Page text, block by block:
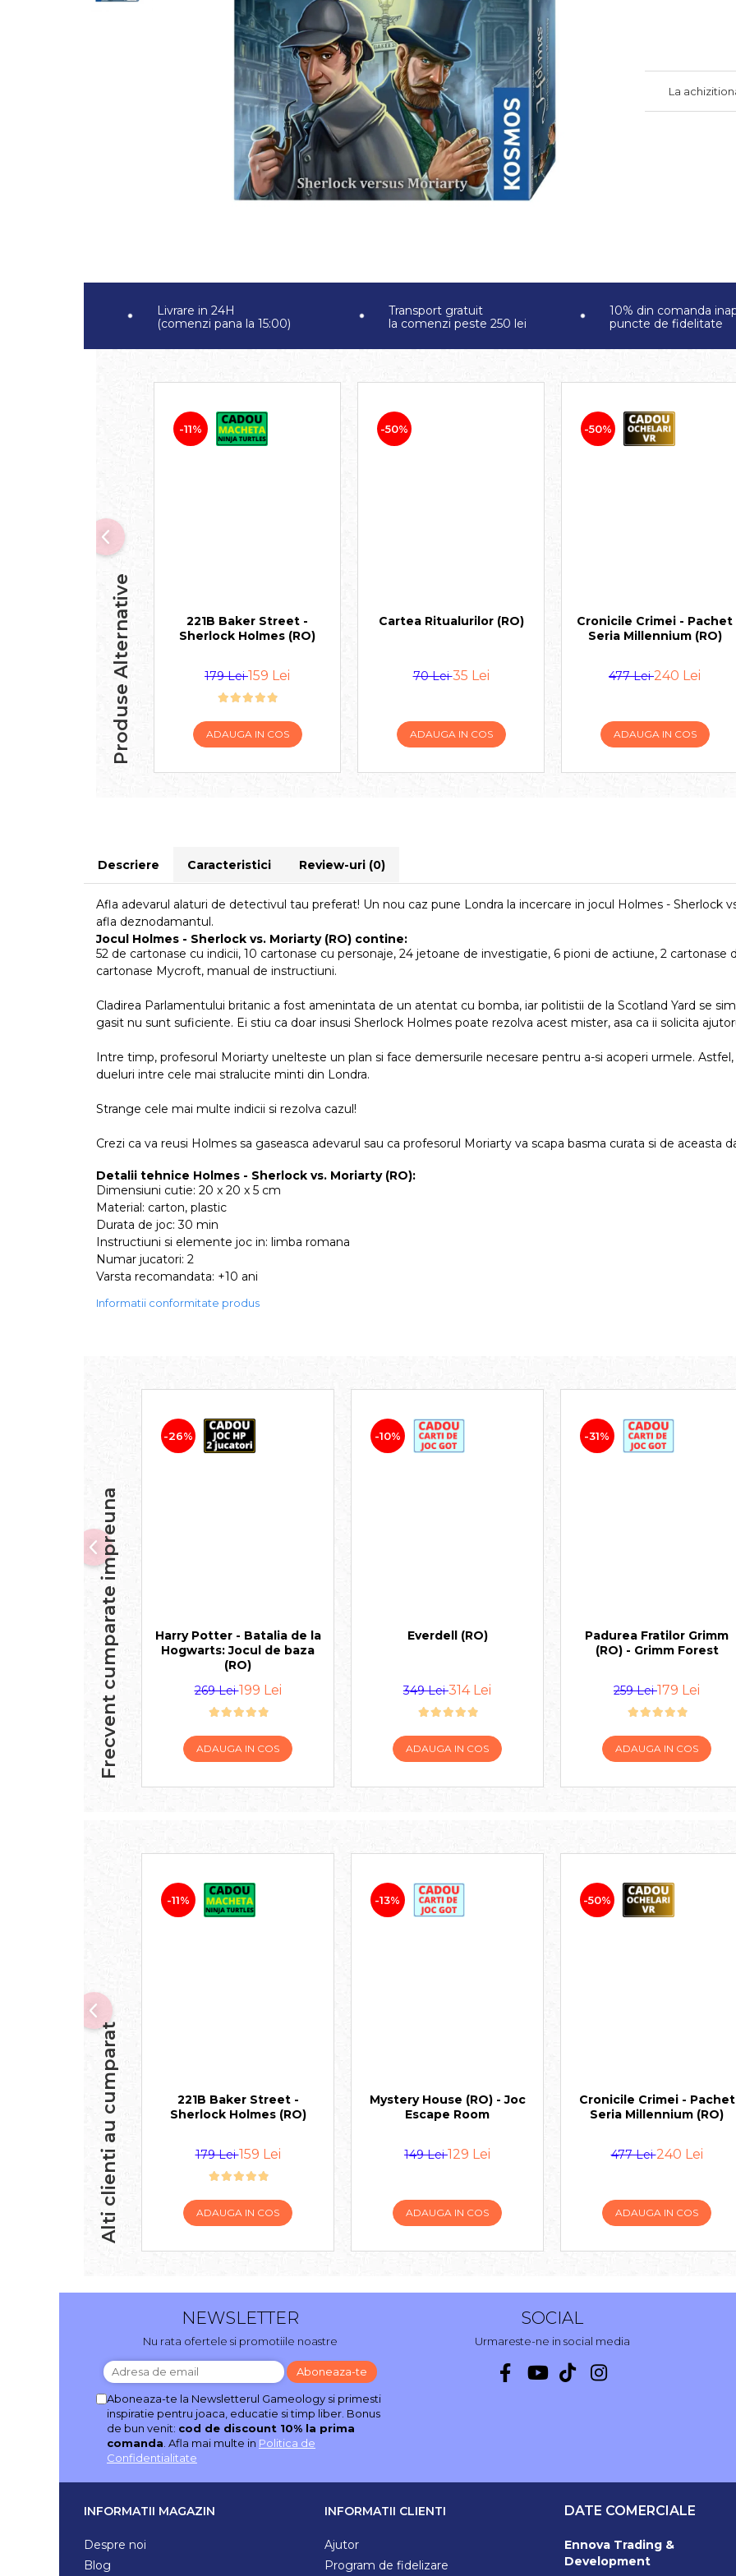
Vezi toate jocurile de societate
La
Livrare in 24H
(comenzi pana la 15:00)
Transport gratuit
la comenzi peste 250 lei
10% din comanda
puncte de fidelitate
Produse Alternative
-11%
221B Baker Street -
Sherlock Holmes (RO)
179 Lei159 Lei
ADAUGA IN COS
-50%
Cartea Ritualurilor (RO)
70 Lei35 Lei
ADAUGA IN COS
-50%
Cronicile Crimei - Pachet
Seria Millennium (RO)
477 Lei240 Lei
ADAUGA IN COS
Descriere Caracteristici Review-uri (0)
Afla adevarul alaturi de detectivul tau preferat! Un nou caz pune Londra la incercare in jocul Holmes - Sherlock
afla deznodamantul.
Jocul Holmes - Sherlock vs. Moriarty (RO) contine:
52 de cartonase cu indicii, 10 cartonase cu personaje, 24 jetoane de investigatie, 6 pioni de actiune, 2 cartonase
cartonase Mycroft, manual de instructiuni.
Cladirea Parlamentului britanic a fost amenintata de un atentat cu bomba, iar politistii de la Scotland Yard se
gasit nu sunt suficiente. Ei stiu ca doar insusi Sherlock Holmes poate rezolva acest mister, asa ca ii solicita
Intre timp, profesorul Moriarty unelteste un plan si face demersurile necesare pentru a-si acoperi urmele.
dueluri intre cele mai stralucite minti din Londra.
Strange cele mai multe indicii si rezolva cazul!
Crezi ca va reusi Holmes sa gaseasca adevarul sau ca profesorul Moriarty va scapa basma curata si de aceasta
Detalii tehnice Holmes - Sherlock vs. Moriarty (RO):
Dimensiuni cutie: 20 x 20 x 5 cm
Material: carton, plastic
Durata de joc: 30 min
Instructiuni si elemente joc in: limba romana
Numar jucatori: 2
Varsta recomandata: +10 ani
Informatii conformitate produs
Frecvent cumparate impreuna
-26%
Harry Potter - Batalia de la
Hogwarts: Jocul de baza
(RO)
269 Lei199 Lei
ADAUGA IN COS
-10%
Everdell (RO)
349 Lei314 Lei
ADAUGA IN COS
-31%
Padurea Fratilor Grimm
(RO) - Grimm Forest
259 Lei179 Lei
ADAUGA IN COS
Alti clienti au cumparat
-11%
221B Baker Street -
Sherlock Holmes (RO)
179 Lei159 Lei
ADAUGA IN COS
-13%
Mystery House (RO) - Joc
Escape Room
149 Lei129 Lei
ADAUGA IN COS
-50%
Cronicile Crimei - Pachet
Seria Millennium (RO)
477 Lei240 Lei
ADAUGA IN COS
NEWSLETTER
Nu rata ofertele si promotiile noastre
Aboneaza-te la Newsletterul Gameology si primesti
inspiratie pentru joaca, educatie si timp liber. Bonus
de bun venit: cod de discount 10% la prima
comanda . Afla mai multe in Politica de
Confidentialitate
SOCIAL
Urmareste-ne in social media
INFORMATII MAGAZIN
Despre noi
Blog
INFORMATII CLIENTI
Ajutor
Program de fidelizare
DATE COMERCIALE
Ennova Trading &
Development